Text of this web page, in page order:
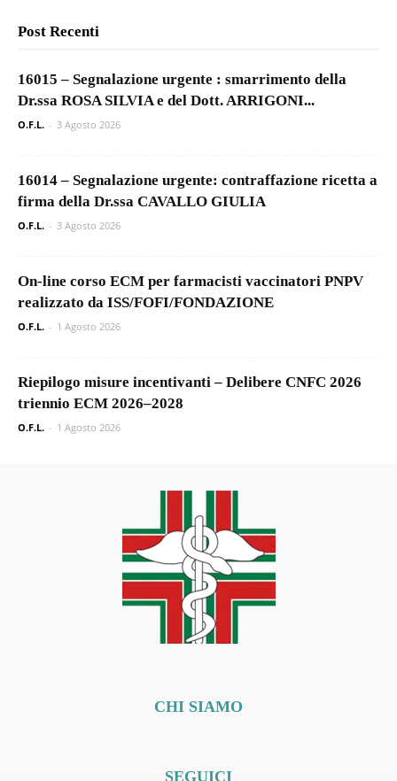
Post Recenti
16015 – Segnalazione urgente : smarrimento della
Dr.ssa ROSA SILVIA e del Dott. ARRIGONI...
O.F.L. - 3 Agosto 2026
16014 – Segnalazione urgente: contraffazione ricetta a
firma della Dr.ssa CAVALLO GIULIA
O.F.L. - 3 Agosto 2026
On-line corso ECM per farmacisti vaccinatori PNPV
realizzato da ISS/FOFI/FONDAZIONE
O.F.L. - 1 Agosto 2026
Riepilogo misure incentivanti – Delibere CNFC 2026
triennio ECM 2026–2028
O.F.L. - 1 Agosto 2026
CHI SIAMO
SEGUICI